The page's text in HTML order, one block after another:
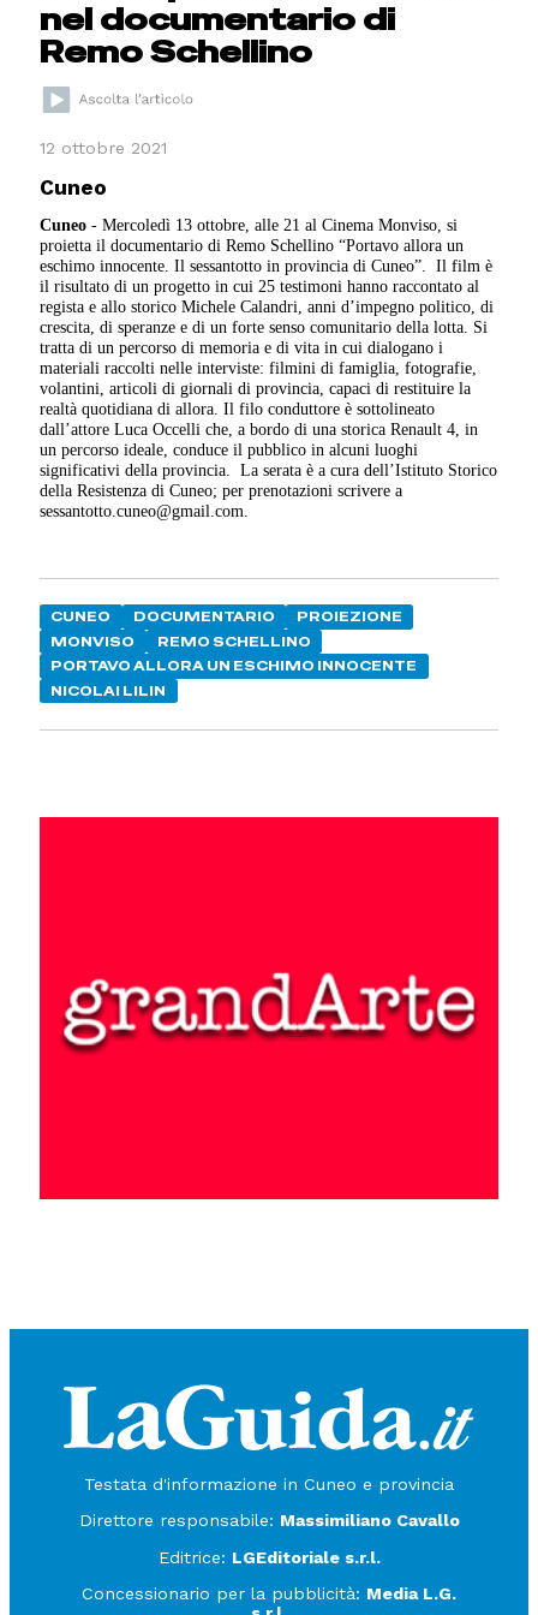
nel documentario di
Remo Schellino
12 ottobre 2021
Cuneo
Cuneo - Mercoledì 13 ottobre, alle 21 al Cinema Monviso, si
proietta il documentario di Remo Schellino “Portavo allora un
eschimo innocente. Il sessantotto in provincia di Cuneo”. Il film è
il risultato di un progetto in cui 25 testimoni hanno raccontato al
regista e allo storico Michele Calandri, anni d’impegno politico, di
crescita, di speranze e di un forte senso comunitario della lotta. Si
tratta di un percorso di memoria e di vita in cui dialogano i
materiali raccolti nelle interviste: filmini di famiglia, fotografie,
volantini, articoli di giornali di provincia, capaci di restituire la
realtà quotidiana di allora. Il filo conduttore è sottolineato
dall’attore Luca Occelli che, a bordo di una storica Renault 4, in
un percorso ideale, conduce il pubblico in alcuni luoghi
significativi della provincia. La serata è a cura dell’Istituto Storico
della Resistenza di Cuneo; per prenotazioni scrivere a
sessantotto.cuneo@gmail.com.
CUNEO DOCUMENTARIO
PROIEZIONE
MONVISO
REMO SCHELLINO
PORTAVO ALLORA UN ESCHIMO INNOCENTE
NICOLAI LILIN
Testata d'informazione in Cuneo e provincia
Direttore responsabile: Massimiliano Cavallo
Editrice: LGEditoriale s.r.l.
Concessionario per la pubblicità: Media L.G.